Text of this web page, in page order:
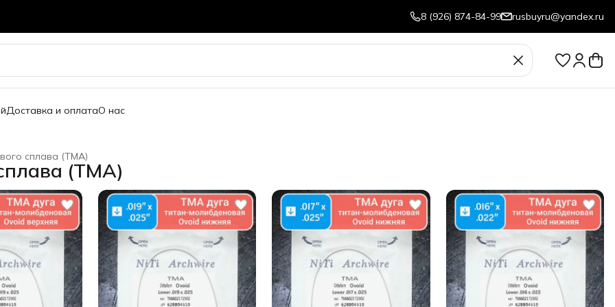
8 (926) 874-84-99 rusbuyru@yandex.ru
Доставка и оплатаО нас
сплава (TMA)
(TMA)